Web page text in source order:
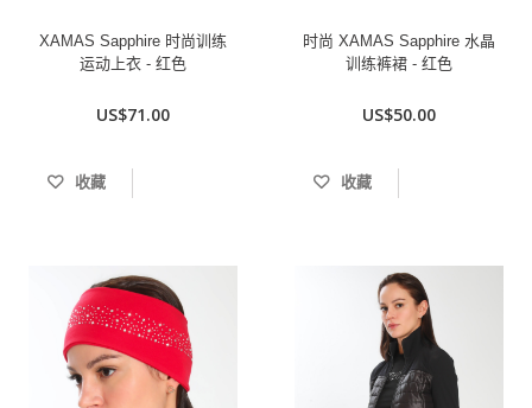
XAMAS Sapphire 时尚训练
运动上衣 - 红色
US$71.00
收藏
时尚 XAMAS Sapphire 水晶
训练裤裙 - 红色
US$50.00
收藏